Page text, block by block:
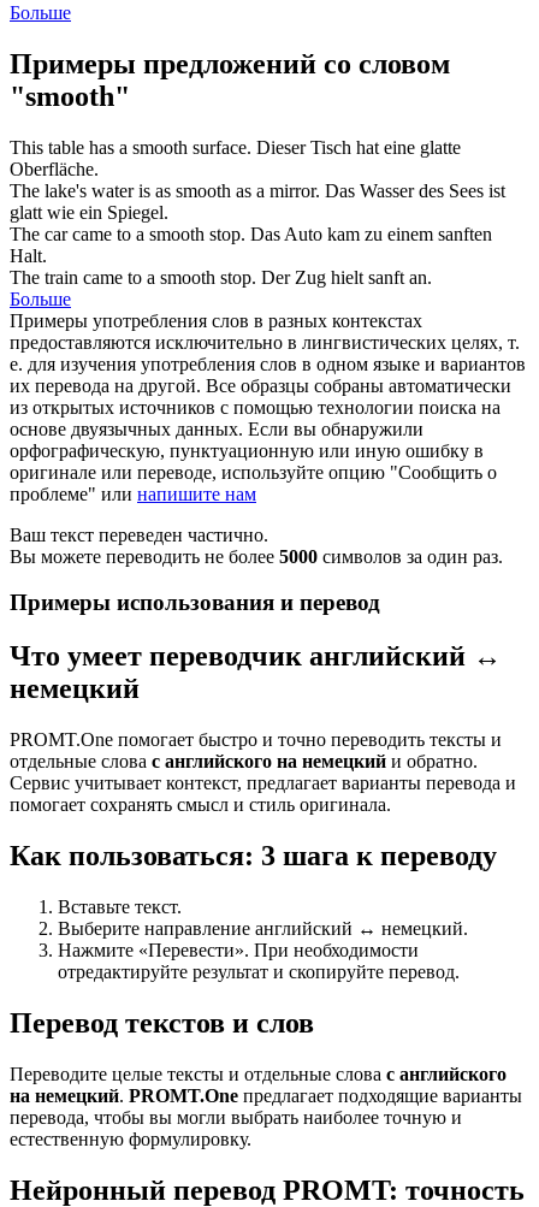
Больше
Примеры предложений со словом
"smooth"
This table has a smooth surface. Dieser Tisch hat eine glatte
Oberfläche.
The lake's water is as smooth as a mirror. Das Wasser des Sees ist
glatt wie ein Spiegel.
The car came to a smooth stop. Das Auto kam zu einem sanften
Halt.
The train came to a smooth stop. Der Zug hielt sanft an.
Больше
Примеры употребления слов в разных контекстах
предоставляются исключительно в лингвистических целях, т.
е. для изучения употребления слов в одном языке и вариантов
их перевода на другой. Все образцы собраны автоматически
из открытых источников с помощью технологии поиска на
основе двуязычных данных. Если вы обнаружили
орфографическую, пунктуационную или иную ошибку в
оригинале или переводе, используйте опцию "Сообщить о
проблеме" или напишите нам
Ваш текст переведен частично.
Вы можете переводить не более 5000 символов за один раз.
Примеры использования и перевод
Что умеет переводчик английский ↔
немецкий
PROMT.One помогает быстро и точно переводить тексты и
отдельные слова с английского на немецкий и обратно.
Сервис учитывает контекст, предлагает варианты перевода и
помогает сохранять смысл и стиль оригинала.
Как пользоваться: 3 шага к переводу
Вставьте текст.
Выберите направление английский ↔ немецкий.
Нажмите «Перевести». При необходимости
отредактируйте результат и скопируйте перевод.
Перевод текстов и слов
Переводите целые тексты и отдельные слова с английского
на немецкий. PROMT.One предлагает подходящие варианты
перевода, чтобы вы могли выбрать наиболее точную и
естественную формулировку.
Нейронный перевод PROMT: точность